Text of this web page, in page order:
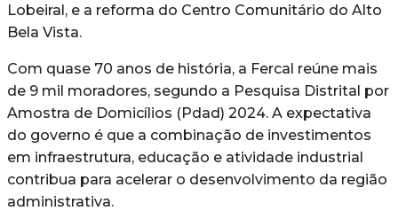
Lobeiral, e a reforma do Centro Comunitário do Alto
Bela Vista.
Com quase 70 anos de história, a Fercal reúne mais
de 9 mil moradores, segundo a Pesquisa Distrital por
Amostra de Domicílios (Pdad) 2024. A expectativa
do governo é que a combinação de investimentos
em infraestrutura, educação e atividade industrial
contribua para acelerar o desenvolvimento da região
administrativa.